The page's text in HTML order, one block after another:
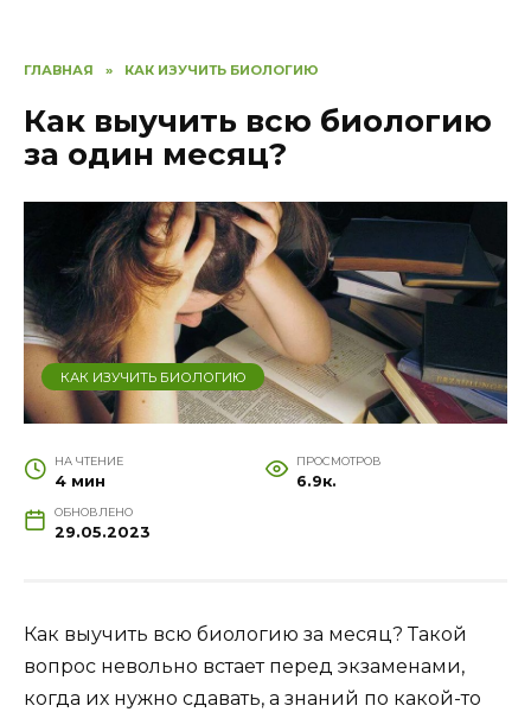
ГЛАВНАЯ » КАК ИЗУЧИТЬ БИОЛОГИЮ
Как выучить всю биологию
за один месяц?
КАК ИЗУЧИТЬ БИОЛОГИЮ
НА ЧТЕНИЕ
4 мин
ПРОСМОТРОВ
6.9к.
ОБНОВЛЕНО
29.05.2023
Как выучить всю биологию за месяц? Такой
вопрос невольно встает перед экзаменами,
когда их нужно сдавать, а знаний по какой-то